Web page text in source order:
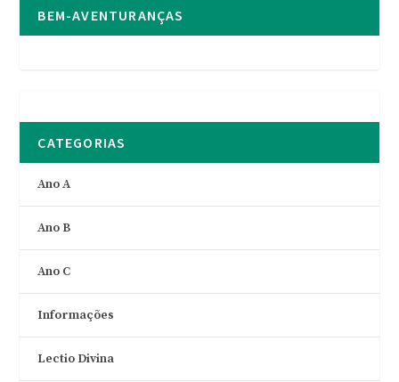
BEM-AVENTURANÇAS
CATEGORIAS
Ano A
Ano B
Ano C
Informações
Lectio Divina